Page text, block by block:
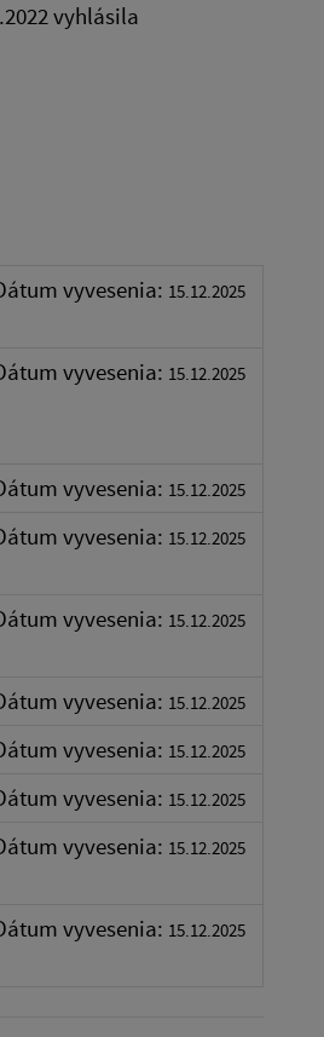
vyhlásila
vyvesenia: 15.12.2025
vyvesenia: 15.12.2025
vyvesenia: 15.12.2025
vyvesenia: 15.12.2025
vyvesenia: 15.12.2025
vyvesenia: 15.12.2025
vyvesenia: 15.12.2025
vyvesenia: 15.12.2025
vyvesenia: 15.12.2025
vyvesenia: 15.12.2025